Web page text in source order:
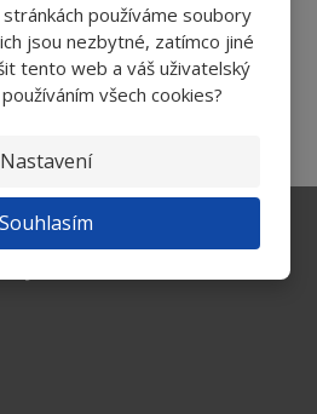
používáme soubory
jsou nezbytné, zatímco jiné
tento web a váš uživatelský
všech cookies?
Nastavení
Souhlasím
Přihlásit